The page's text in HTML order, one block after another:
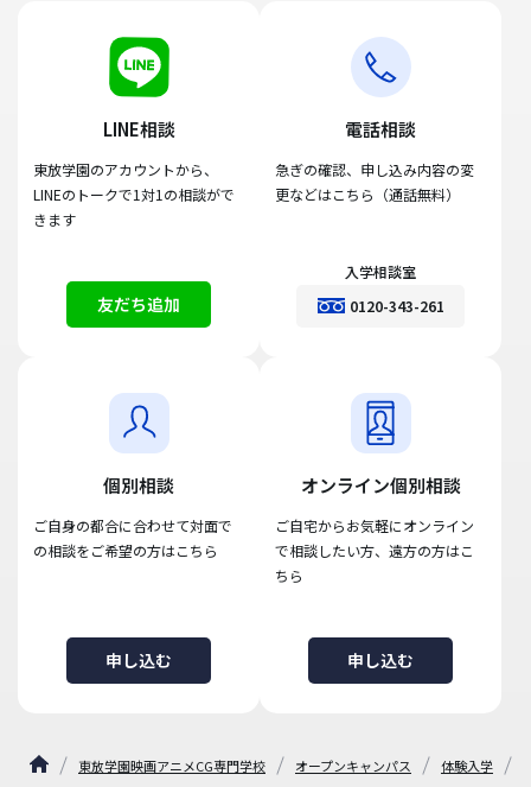
LINE相談
東放学園のアカウントから、
LINEのトークで1対1の相談がで
きます
友だち追加
電話相談
急ぎの確認、申し込み内容の変
更などはこちら（通話無料）
入学相談室
0120-343-261
個別相談
ご自身の都合に合わせて対面で
の相談をご希望の方はこちら
申し込む
オンライン個別相談
ご自宅からお気軽にオンライン
で相談したい方、遠方の方はこ
ちら
申し込む
東放学園映画アニメCG専門学校 オープンキャンパス 体験入学